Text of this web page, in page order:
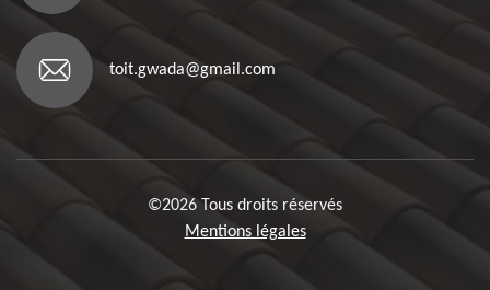
toit.gwada@gmail.com
©2026 Tous droits réservés
Mentions légales